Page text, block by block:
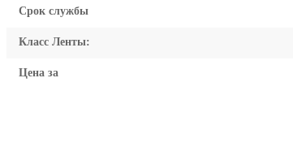
Срок службы
Класс Ленты:
Цена за